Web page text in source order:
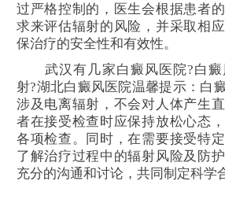
过严格控制的，医生会根据患者
求来评估辐射的风险，并采取相
保治疗的安全性和有效性。
武汉有几家白癜风医院?白癜
射?湖北白癜风医院温馨提示：白
涉及电离辐射，不会对人体产生
者在接受检查时应保持放松心态
各项检查。同时，在需要接受特
了解治疗过程中的辐射风险及防
充分的沟通和讨论，共同制定科学